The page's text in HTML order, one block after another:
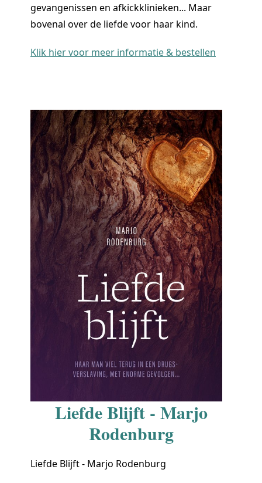
gevangenissen en afkickklinieken... Maar
bovenal over de liefde voor haar kind.
Klik hier voor meer informatie & bestellen
Liefde Blijft - Marjo
Rodenburg
Liefde Blijft - Marjo Rodenburg